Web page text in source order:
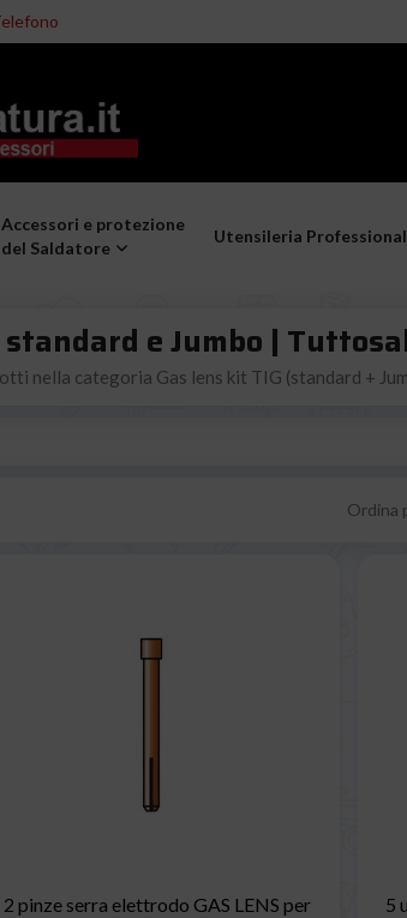
Accessori e protezione
del Saldatore
Utensileria
standard e Jumbo |
nella categoria Gas lens kit TIG (standard +
Ordina
2 pinze serra elettrodo GAS LENS per
5